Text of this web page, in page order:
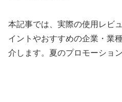
本記事では、実際の使用レビ
イントやおすすめの企業・業
介します。夏のプロモーショ